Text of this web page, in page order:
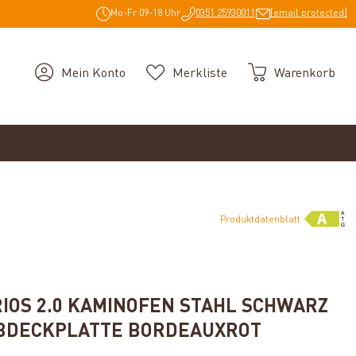
Mo-Fr 09-18 Uhr 0351 25930011 [email protected]
Mein Konto Merkliste Warenkorb
Produktdatenblatt
2.0 KAMINOFEN STAHL SCHWARZ
BORDEAUXROT